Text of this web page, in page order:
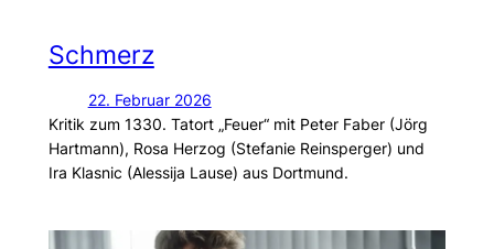
Schmerz
22. Februar 2026
Kritik zum 1330. Tatort „Feuer“ mit Peter Faber (Jörg
Hartmann), Rosa Herzog (Stefanie Reinsperger) und
Ira Klasnic (Alessija Lause) aus Dortmund.